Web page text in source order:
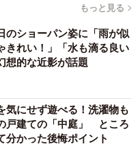
もっと見る
のショーパン姿に「雨が似
きれい！」「水も滴る良い
的な近影が話題
気にせず遊べる！洗濯物も
戸建ての「中庭」 ところ
かった後悔ポイント